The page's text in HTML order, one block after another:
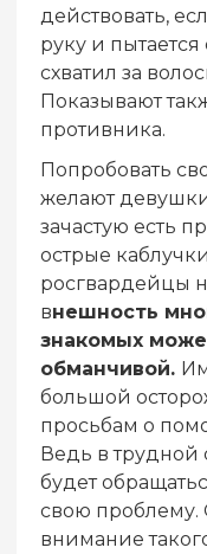
действовать,
руку и
схватил за
Показывают
противника.
Попробовать
желают
зачастую есть
острые
росгвардейцы
внешность
знакомых
обманчивой.
большой
просьбам о
Ведь в трудной
будет
свою проблему.
внимание